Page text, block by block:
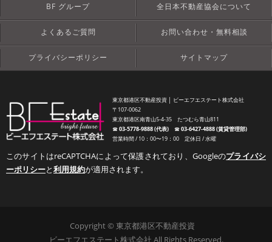
BF グループ 全日本不動産協会について
よくあるご質問 お問い合わせ・無料相談
プライバシーポリシー サイトマップ
東京都港区不動産投資 │ ビーエフエステート株式会社
〒107-0062
東京都港区南青山5-4-35 たつむら青山811
☎︎03-5778-9888 (代表)☎︎03-6427-4888 (賃貸管理部)
営業時間 / 10：00〜19：00 定休日 / 水曜
このサイトはreCAPTCHAによって保護されており、Googleのプライバシ
ーポリシーと利用規約が適用されます。
Copyright © 東京都港区不動産投資
ビーエフエステート株式会社 All Rights Reserved.